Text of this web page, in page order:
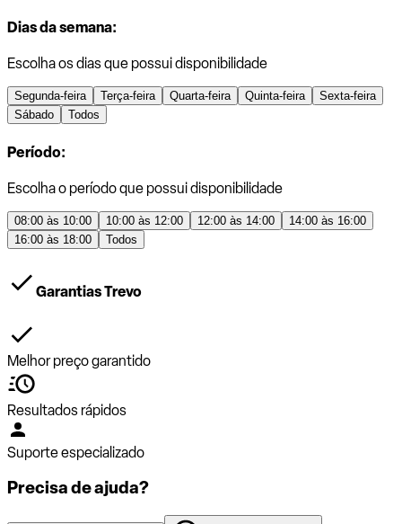
Dias da semana:
Escolha os dias que possui disponibilidade
Segunda-feira Terça-feira Quarta-feira Quinta-feira
Sexta-feira
Sábado
Todos
Período:
Escolha o período que possui disponibilidade
08:00 às 10:00 10:00 às 12:00 12:00 às 14:00
14:00 às 16:00
16:00 às 18:00
Todos
Garantias Trevo
Melhor preço garantido
Resultados rápidos
Suporte especializado
Precisa de ajuda?